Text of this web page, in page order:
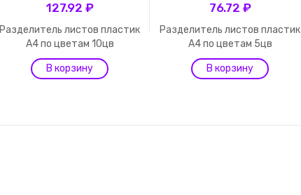
127.92 ₽
Разделитель листов пластик
А4 по цветам 10цв
76.72 ₽
Разделитель листов пластик
А4 по цветам 5цв